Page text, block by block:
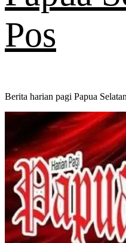
Pos
Berita harian pagi Papua
Primary